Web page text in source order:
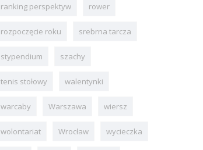
ranking perspektyw rower
rozpoczęcie roku srebrna tarcza
stypendium szachy
tenis stołowy walentynki
warcaby Warszawa wiersz
wolontariat Wrocław wycieczka